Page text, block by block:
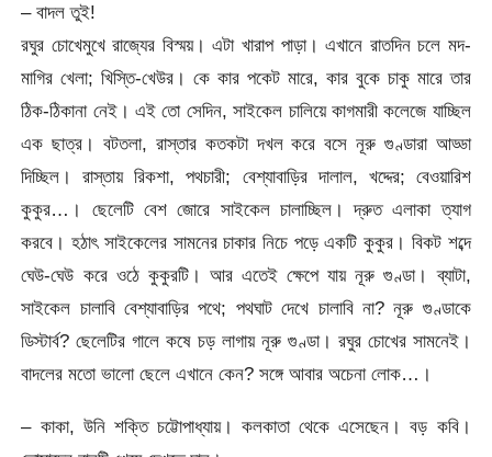
– বাদল তুই!
রঘুর চোখেমুখে রাজ্যের বিস্ময়। এটা খারাপ পাড়া। এখানে রাতদিন চলে মদ-
মাগির খেলা; খিস্তি-খেউর। কে কার পকেট মারে, কার বুকে চাকু মারে তার
ঠিক-ঠিকানা নেই। এই তো সেদিন, সাইকেল চালিয়ে কাগমারী কলেজে যাচ্ছিল
এক ছাত্র। বটতলা, রাস্তার কতকটা দখল করে বসে নূরু গুণ্ডারা আড্ডা
দিচ্ছিল। রাস্তায় রিকশা, পথচারী; বেশ্যাবাড়ির দালাল, খদ্দের; বেওয়ারিশ
কুকুর…। ছেলেটি বেশ জোরে সাইকেল চালাচ্ছিল। দ্রুত এলাকা ত্যাগ
করবে। হঠাৎ সাইকেলের সামনের চাকার নিচে পড়ে একটি কুকুর। বিকট শব্দে
ঘেউ-ঘেউ করে ওঠে কুকুরটি। আর এতেই ক্ষেপে যায় নূরু গুণ্ডা। ব্যাটা,
সাইকেল চালাবি বেশ্যাবাড়ির পথে; পথঘাট দেখে চালাবি না? নূরু গুণ্ডাকে
ডিস্টার্ব? ছেলেটির গালে কষে চড় লাগায় নূরু গুণ্ডা। রঘুর চোখের সামনেই।
বাদলের মতো ভালো ছেলে এখানে কেন? সঙ্গে আবার অচেনা লোক…।
– কাকা, উনি শক্তি চট্টোপাধ্যায়। কলকাতা থেকে এসেছেন। বড় কবি।